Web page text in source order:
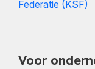
Voor